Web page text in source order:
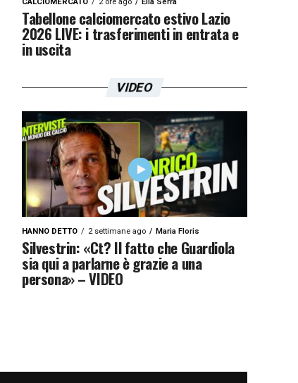
Tabellone calciomercato estivo Lazio
2026 LIVE: i trasferimenti in entrata e
in uscita
VIDEO
HANNO DETTO 2 settimane ago Maria Floris
Silvestrin: «Ct? Il fatto che Guardiola
sia qui a parlarne è grazie a una
persona» – VIDEO